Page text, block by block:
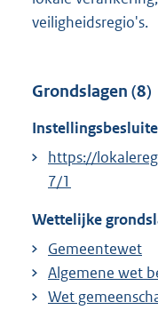
veiligheidsregio's.
Grondslagen (8)
https://
7/1
Wettelijke
Gemeentewet
Algemene wet
Wet